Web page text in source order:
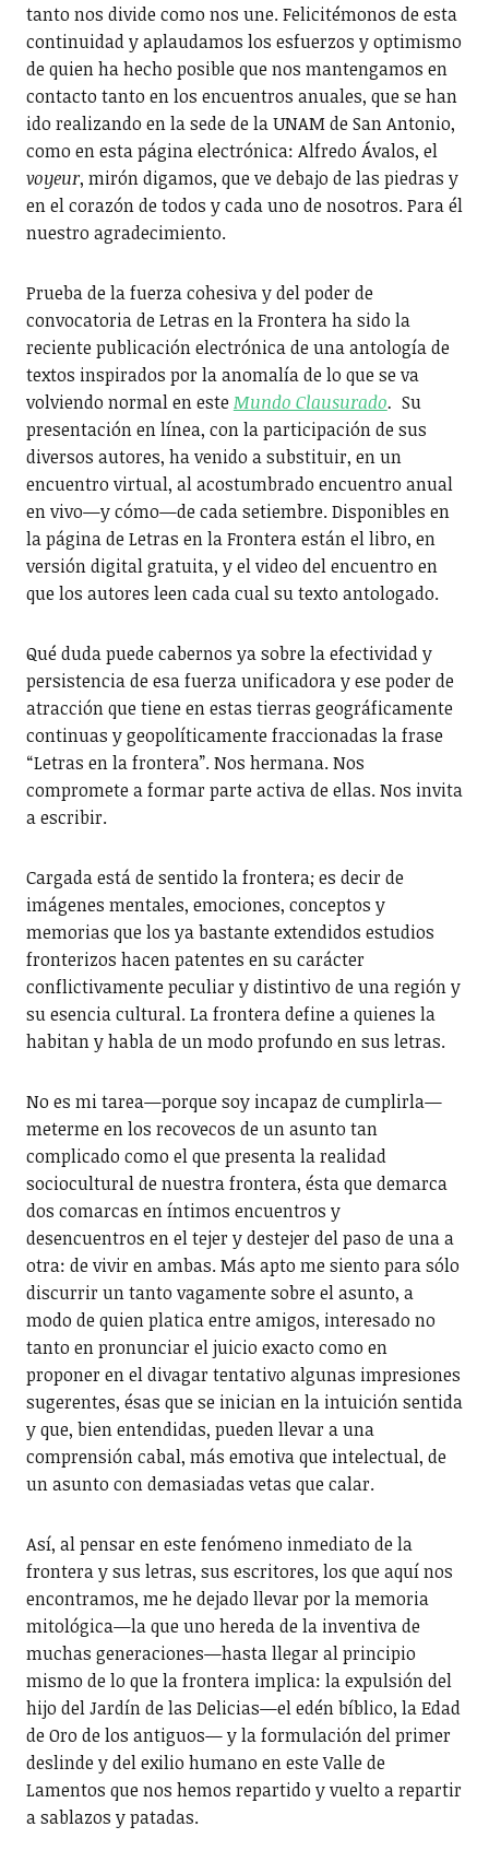
tanto nos divide como nos une. Felicitémonos de esta
continuidad y aplaudamos los esfuerzos y optimismo
de quien ha hecho posible que nos mantengamos en
contacto tanto en los encuentros anuales, que se han
ido realizando en la sede de la UNAM de San Antonio,
como en esta página electrónica: Alfredo Ávalos, el
voyeur, mirón digamos, que ve debajo de las piedras y
en el corazón de todos y cada uno de nosotros. Para él
nuestro agradecimiento.
Prueba de la fuerza cohesiva y del poder de
convocatoria de Letras en la Frontera ha sido la
reciente publicación electrónica de una antología de
textos inspirados por la anomalía de lo que se va
volviendo normal en esteMundo Clausurado. Su
presentación en línea, con la participación de sus
diversos autores, ha venido a substituir, en un
encuentro virtual, al acostumbrado encuentro anual
en vivo—y cómo—de cada setiembre. Disponibles en
la página de Letras en la Frontera están el libro, en
versión digital gratuita, y el video del encuentro en
que los autores leen cada cual su texto antologado.
Qué duda puede cabernos ya sobre la efectividad y
persistencia de esa fuerza unificadora y ese poder de
atracción que tiene en estas tierras geográficamente
continuas y geopolíticamente fraccionadas la frase
“Letras en la frontera”. Nos hermana. Nos
compromete a formar parte activa de ellas. Nos invita
a escribir.
Cargada está de sentido la frontera; es decir de
imágenes mentales, emociones, conceptos y
memorias que los ya bastante extendidos estudios
fronterizos hacen patentes en su carácter
conflictivamente peculiar y distintivo de una región y
su esencia cultural. La frontera define a quienes la
habitan y habla de un modo profundo en sus letras.
No es mi tarea—porque soy incapaz de cumplirla—
meterme en los recovecos de un asunto tan
complicado como el que presenta la realidad
sociocultural de nuestra frontera, ésta que demarca
dos comarcas en íntimos encuentros y
desencuentros en el tejer y destejer del paso de una a
otra: de vivir en ambas. Más apto me siento para sólo
discurrir un tanto vagamente sobre el asunto, a
modo de quien platica entre amigos, interesado no
tanto en pronunciar el juicio exacto como en
proponer en el divagar tentativo algunas impresiones
sugerentes, ésas que se inician en la intuición sentida
y que, bien entendidas, pueden llevar a una
comprensión cabal, más emotiva que intelectual, de
un asunto con demasiadas vetas que calar.
Así, al pensar en este fenómeno inmediato de la
frontera y sus letras, sus escritores, los que aquí nos
encontramos, me he dejado llevar por la memoria
mitológica—la que uno hereda de la inventiva de
muchas generaciones—hasta llegar al principio
mismo de lo que la frontera implica: la expulsión del
hijo del Jardín de las Delicias—el edén bíblico, la Edad
de Oro de los antiguos— y la formulación del primer
deslinde y del exilio humano en este Valle de
Lamentos que nos hemos repartido y vuelto a repartir
a sablazos y patadas.